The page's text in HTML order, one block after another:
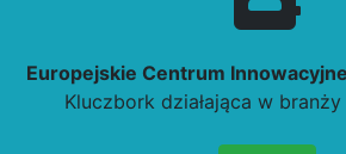
Europejskie Centrum Innowacyjne
Kluczbork działająca w